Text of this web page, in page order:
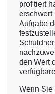
profitiert
erschwert
Aufgabe
den Wert
Wenn Sie